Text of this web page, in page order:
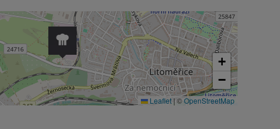
+
−
Leaflet | ©OpenStreetMap